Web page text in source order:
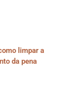
limpar a
da pena